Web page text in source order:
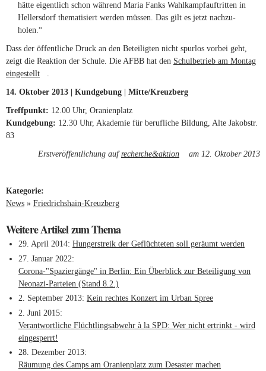
hätte eigent­lich schon wäh­rend Maria Fanks Wahl­kampf­auf­tritten in
Hel­lers­dorf the­ma­ti­siert werden müssen. Das gilt es jetzt nach­zu­
holen.“
Dass der öffent­liche Druck an den Betei­ligten nicht spurlos vorbei geht,
zeigt die Reak­tion der Schule. Die AFBB hat den Schul­be­trieb am Montag
ein­ge­stellt (link is external)
.
14. Oktober 2013 | Kund­ge­bung | Mitte/Kreuzberg
Treff­punkt: 12.00 Uhr, Ora­ni­en­platz
Kund­ge­bung: 12.30 Uhr, Aka­demie für beruf­liche Bil­dung, Alte Jakobstr.
83
Erstveröffentlichung aufrecherche&aktion (link is external)
am 12. Oktober 2013
Kategorie:
News » Friedrichshain-Kreuzberg
Weitere Artikel zum Thema
29. April 2014 Hungerstreik der Geflüchteten soll geräumt werden
27. Januar 2022
Corona-"Spaziergänge" in Berlin: Ein Überblick zur Beteiligung von
Neonazi-Parteien (Stand 8.2.)
2. September 2013 Kein rechtes Konzert im Urban Spree
2. Juni 2015
Verantwortliche Flüchtlingsabwehr à la SPD: Wer nicht ertrinkt - wird
eingesperrt!
28. Dezember 2013
Räumung des Camps am Oranienplatz zum Desaster machen